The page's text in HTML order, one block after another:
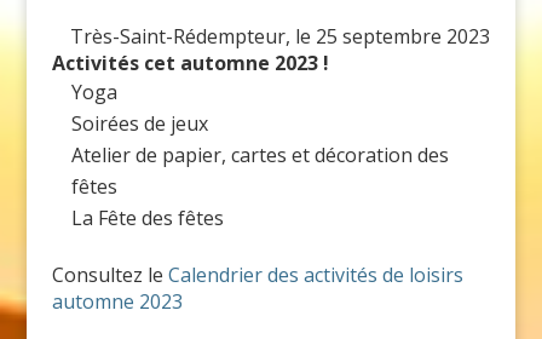
Très-Saint-Rédempteur, le 25 septembre 2023
Activités cet automne 2023 !
Yoga
Soirées de jeux
Atelier de papier, cartes et décoration des
fêtes
La Fête des fêtes
Consultez le Calendrier des activités de loisirs
automne 2023